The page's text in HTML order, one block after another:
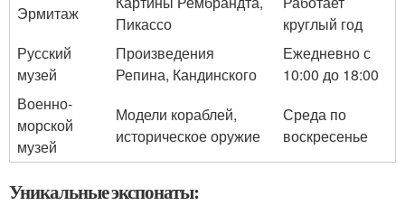
Эрмитаж
Пикассо
круглый год
Русский
музей
Произведения
Репина, Кандинского
Ежедневно с
10:00 до 18:00
Военно-
морской
музей
Модели кораблей,
историческое оружие
Среда по
воскресенье
Уникальные экспонаты: